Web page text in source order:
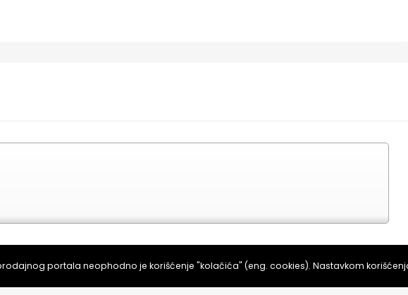
KUPI ULAZNICE NA PRODAJNOM MESTU
portala neophodno je korišćenje "kolačića" (eng. cookies). Nastavkom